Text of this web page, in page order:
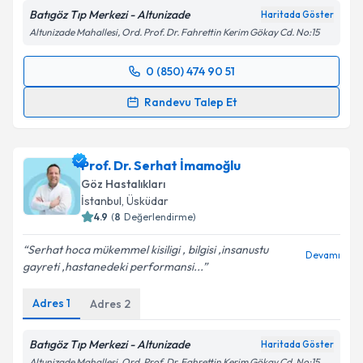
Batıgöz Tıp Merkezi - Altunizade Haritada Göster
Altunizade Mahallesi, Ord. Prof. Dr. Fahrettin Kerim Gökay Cd. No:15
0 (850) 474 90 51
Randevu Talep Et
Randevu Takvimi Talebi
takvim hazırlandığında e-posta ile bilgilendireceğiz.
E-posta Adresiniz
Kişisel verilerimin işlenmesine ilişkin
kapsamda işlenmesini kabul ediyorum.
Prof. Dr. Serhat İmamoğlu
Göz Hastalıkları
İstanbul, Üsküdar
4.9 (8 Değerlendirme)
Serhat hoca mükemmel kisiligi , bilgisi ,insanustu
gayreti ,hastanedeki performansi...
Devamı
Adres 1 Adres 2
Batıgöz Tıp Merkezi - Altunizade Haritada Göster